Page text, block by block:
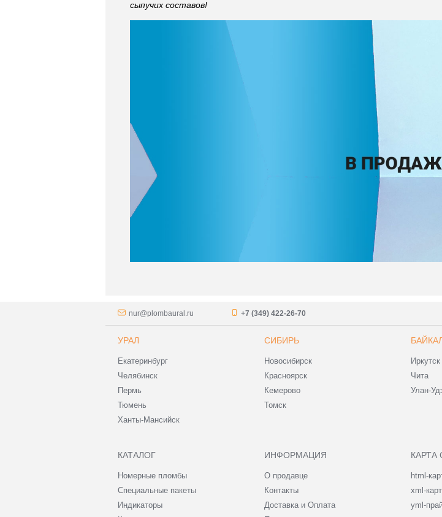
сыпучих составов!
nur@plombaural.ru +7 (349) 422-26-70
УРАЛ
Екатеринбург
Челябинск
Пермь
Тюмень
Ханты-Мансийск
СИБИРЬ
Новосибирск
Красноярск
Кемерово
Томск
Иркутск
Чита
Улан-
КАТАЛОГ
Номерные пломбы
Специальные пакеты
Индикаторы
ИНФОРМАЦИЯ
О продавце
Контакты
Доставка и Оплата
КАРТА
html-
xml-
yml-